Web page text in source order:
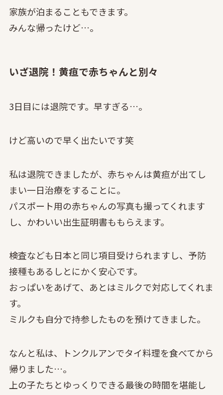
家族が泊まることもできます。
みんな帰ったけど…。
いざ退院！黄疸で赤ちゃんと別々
3日目には退院です。早すぎる…。
けど高いので早く出たいです笑
私は退院できましたが、赤ちゃんは黄疸が出てし
まい一日治療をすることに。
パスポート用の赤ちゃんの写真も撮ってくれます
し、かわいい出生証明書ももらえます。
検査なども日本と同じ項目受けられますし、予防
接種もあるしとにかく安心です。
おっぱいをあげて、あとはミルクで対応してくれま
す。
ミルクも自分で持参したものを預けてきました。
なんと私は、トンクルアンでタイ料理を食べてから
帰りました…。
上の子たちとゆっくりできる最後の時間を堪能し